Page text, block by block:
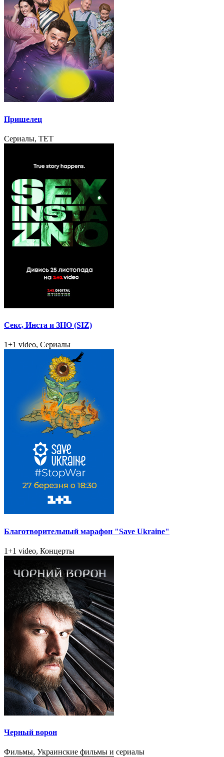
Пришелец
Сериалы, TET
Секс, Инста и ЗНО (SIZ)
1+1 video, Сериалы
Благотворительный марафон "Save Ukraine"
1+1 video, Концерты
Черный ворон
Фильмы, Украинские фильмы и сериалы